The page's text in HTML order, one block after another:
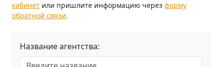
кабинет или пришлите информацию через форму
обратной связи.
Название агентства: